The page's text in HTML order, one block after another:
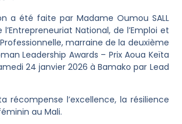
a été faite par Madame Oumou SALL
l’Entrepreneuriat National, de l’Emploi et
marraine de la deuxième
Leadership Awards – Prix Aoua Keïta
24 janvier 2026 à Bamako par Lead
récompense l’excellence, la résilience
au Mali.